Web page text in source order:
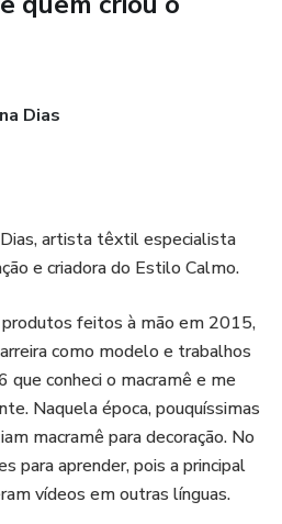
Dias
artista têxtil especialista
e criadora do Estilo Calmo.
produtos feitos à mão em 2015,
como modelo e trabalhos
que conheci o macramê e me
Naquela época, pouquíssimas
macramê para decoração. No
para aprender, pois a principal
vídeos em outras línguas.